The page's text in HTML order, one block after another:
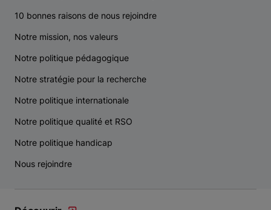
10 bonnes raisons de nous rejoindre
Notre mission, nos valeurs
Notre politique pédagogique
Notre stratégie pour la recherche
Notre politique internationale
Notre politique qualité et RSO
Notre politique handicap
Nous rejoindre